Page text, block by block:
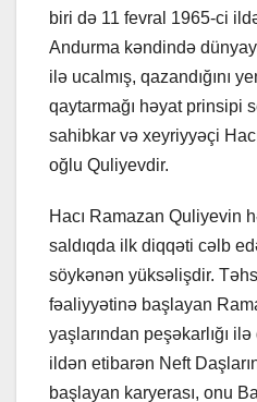
biri də 11 fevral 1965-ci
Andurma kəndində
ilə ucalmış, qazandığını
qaytarmağı həyat prinsipi
sahibkar və xeyriyyəçi
oğlu Quliyevdir.
Hacı Ramazan Quliyevin
saldıqda ilk diqqəti cəlb
söykənən yüksəlişdir.
fəaliyyətinə başlayan
yaşlarından peşəkarlığı
ildən etibarən Neft
başlayan karyerası, onu